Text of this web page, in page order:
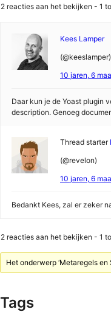
2 reacties aan het bekijken - 1
Kees Lamper
(@keeslamper)
10 jaren, 6
Daar kun je de Yoast plugin
description. Genoeg
Thread starter
(@revelon)
10 jaren, 6
Bedankt Kees, zal er zeker
2 reacties aan het bekijken - 1
Het onderwerp ‘Metaregels
Tags